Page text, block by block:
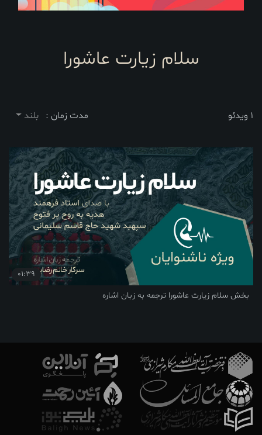
سلام زیارت عاشورا
1 ویدئو مدت زمان : بلند
01:39
بخش سلام زیارت عاشورا ترجمه به زبان اشاره